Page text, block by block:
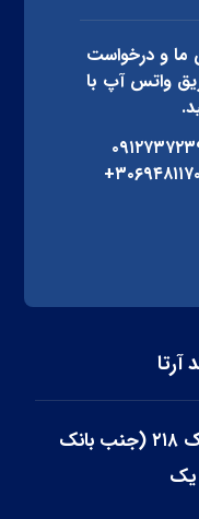
ما و درخواست
واتس آپ با
تهران، خیابان شهید بهشتی، پلاک ۲۱۸ (جنب بانک
یک